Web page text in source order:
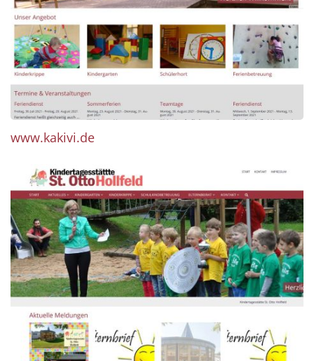
www.kakivi.de